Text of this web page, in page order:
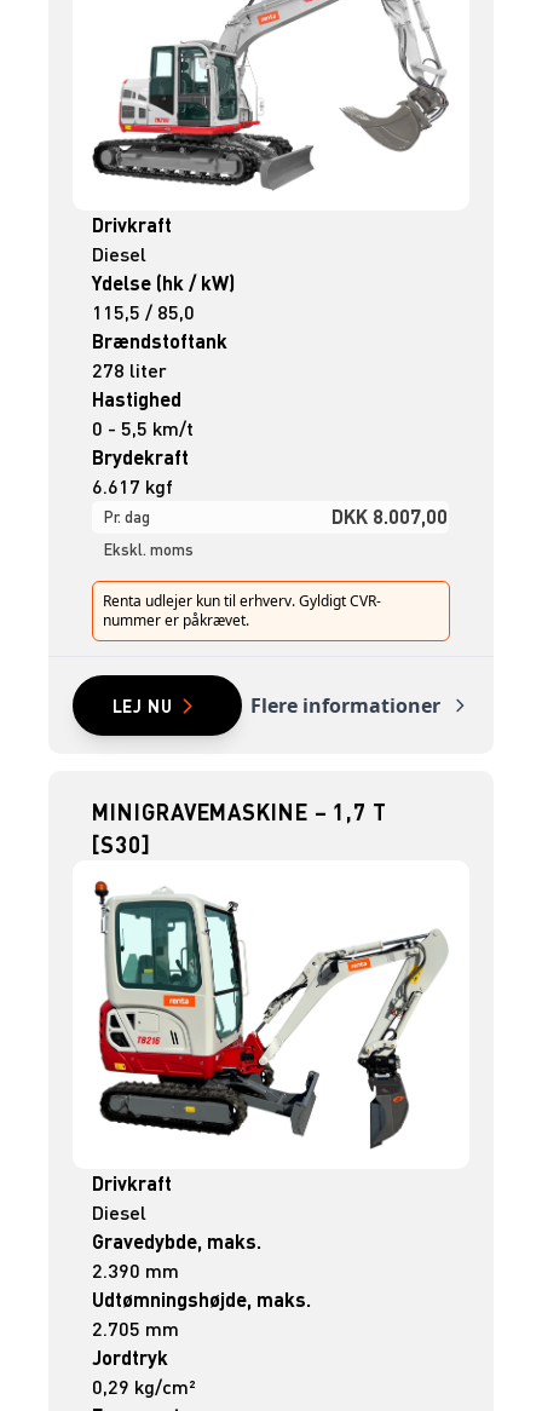
Drivkraft
Diesel
Ydelse (hk / kW)
115,5 / 85,0
Brændstoftank
278 liter
Hastighed
0 - 5,5 km/t
Brydekraft
6.617 kgf
Pr. dag DKK 8.007,00
Ekskl. moms
Renta udlejer kun til erhverv. Gyldigt CVR-
nummer er påkrævet.
LEJ NU Flere informationer
MINIGRAVEMASKINE – 1,7 T
[S30]
Drivkraft
Diesel
Gravedybde, maks.
2.390 mm
Udtømningshøjde, maks.
2.705 mm
Jordtryk
0,29 kg/cm²